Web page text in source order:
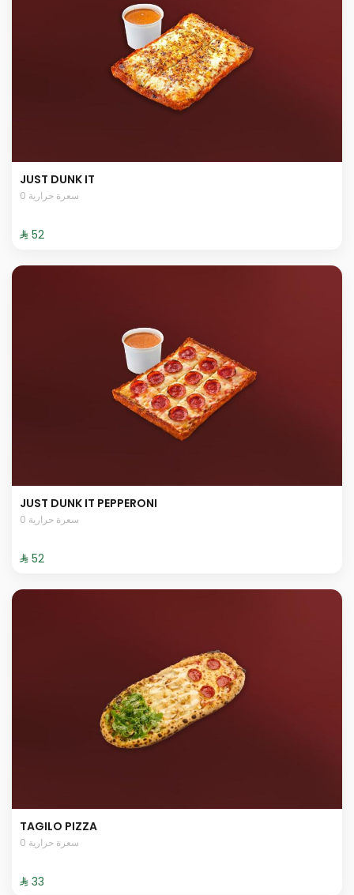
JUST DUNK IT
0 سعرة حرارية
⁨⁦‪‬ 52⁩
JUST DUNK IT PEPPERONI
0 سعرة حرارية
⁨⁦‪‬ 52⁩
TAGILO PIZZA
0 سعرة حرارية
⁨⁦‪‬ 33⁩